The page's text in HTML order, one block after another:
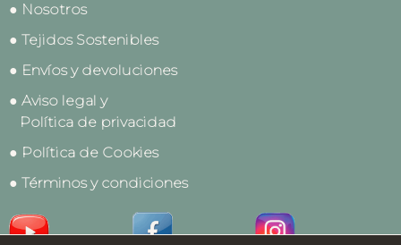
● Nosotros
● Tejidos Sostenibles
● Envíos y devoluciones
● Aviso legal y
Política de privacidad
● Política de Cookies
● Términos y condiciones